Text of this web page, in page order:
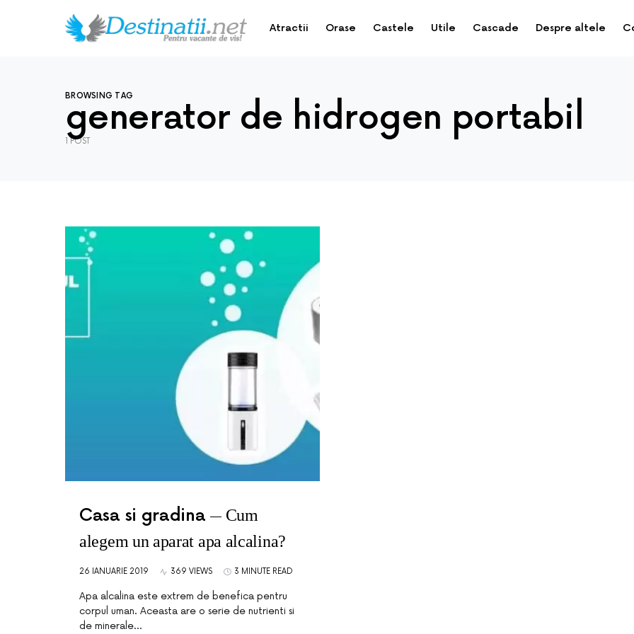
Atractii Orase Castele Utile Cascade Despre altele
BROWSING TAG
generator de hidrogen portabil
1 POST
Casa si gradina
Cum
alegem un aparat apa alcalina?
26 IANUARIE 2019 369 VIEWS 3 MINUTE READ
Apa alcalina este extrem de benefica pentru
corpul uman. Aceasta are o serie de nutrienti si
de minerale…